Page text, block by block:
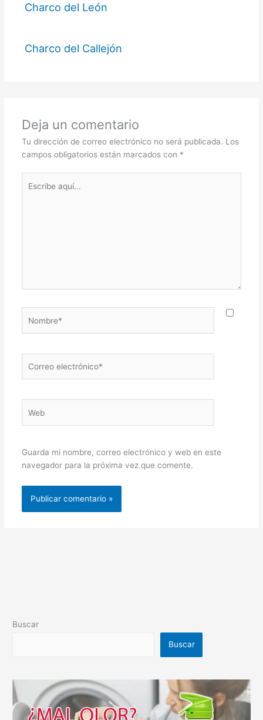
Charco del León
Charco del Callejón
Deja un comentario
Tu dirección de correo electrónico no será publicada. Los
campos obligatorios están marcados con *
aquí...
electrónico*
Guarda mi nombre, correo electrónico y web en este
navegador para la próxima vez que comente.
Buscar
Buscar